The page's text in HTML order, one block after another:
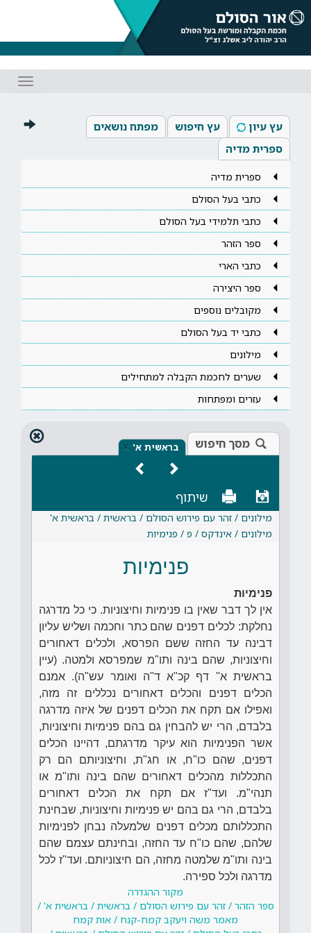
עץ עיון עץ חיפוש
מפתח נושאים
ספרית מדיה
ספרית מדיה
כתבי בעל הסולם
כתבי תלמידי בעל הסולם
ספר הזהר
כתבי הארי
ספר היצירה
מקובלים נוספים
כתבי יד בעל הסולם
מילונים
שערים לחכמת הקבלה למתחילים
עזרים ומפתחות
מסך חיפוש בראשית א' ×
שיתוף
מילונים / זהר עם פירוש הסולם / בראשית / בראשית א'
מילונים / אינדקס / פ / פנימיות
פנימיות
פנימיות
אין לך דבר שאין בו פנימיות וחיצוניות. כי כל מדרגה
נחלקת: לכלים דפנים שהם כתר וחכמה ושליש עליון
דבינה עד החזה ששם הפרסא, ולכלים דאחורים
וחיצוניות, שהם בינה ותו"מ שמפרסא ולמטה. (עיין
בראשית א'' דף קכ"א ד"ה ואומר עש"ה). אמנם
הכלים דפנים והכלים דאחורים נכללים זה מזה,
ואפילו אם תקח את הכלים דפנים של איזה מדרגה
בלבדם, הרי יש להבחין גם בהם פנימיות וחיצוניות,
אשר הפנימיות הוא עיקר מדרגתם, דהיינו הכלים
דפנים, שהם כו"ח, או חג"ת, וחיצוניותם הם רק
התכללות מהכלים דאחורים שהם בינה ותו"מ או
תנהי"מ. ועד"ז אם תקח את הכלים דאחורים
בלבדם, הרי גם בהם יש פנימיות וחיצוניות, שבחינת
התכללותם מכלים דפנים שלמעלה נבחן לפנימיות
שלהם, שהם כו"ח עד החזה, ובחינתם עצמם שהם
בינה ותו"מ שלמטה מחזה, הם חיצוניותם. ועד"ז לכל
מדרגה ולכל ספירה.
מקור ההגדרה
ספר הזהר / זהר עם פירוש הסולם / בראשית / בראשית א' /
מאמר משה ויעקב קמח-קנח / אות קמח